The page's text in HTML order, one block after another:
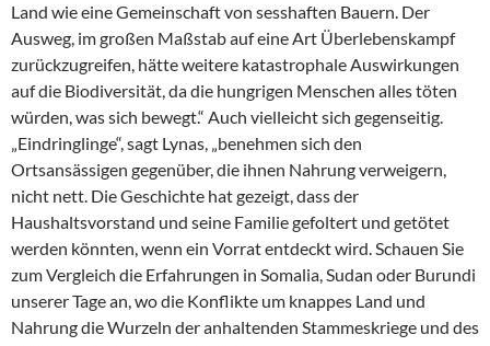
Land wie eine Gemeinschaft von sesshaften Bauern. Der
Ausweg, im großen Maßstab auf eine Art Überlebenskampf
zurückzugreifen, hätte weitere katastrophale Auswirkungen
auf die Biodiversität, da die hungrigen Menschen alles töten
würden, was sich bewegt.“ Auch vielleicht sich gegenseitig.
„Eindringlinge“, sagt Lynas, „benehmen sich den
Ortsansässigen gegenüber, die ihnen Nahrung verweigern,
nicht nett. Die Geschichte hat gezeigt, dass der
Haushaltsvorstand und seine Familie gefoltert und getötet
werden könnten, wenn ein Vorrat entdeckt wird. Schauen Sie
zum Vergleich die Erfahrungen in Somalia, Sudan oder Burundi
unserer Tage an, wo die Konflikte um knappes Land und
Nahrung die Wurzeln der anhaltenden Stammeskriege und des